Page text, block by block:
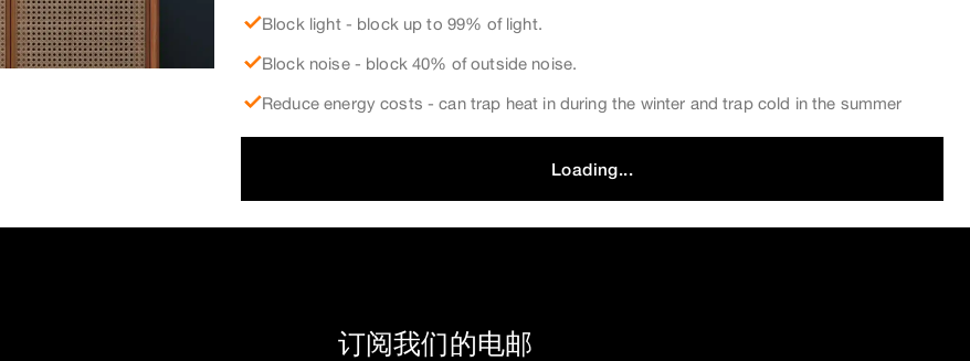
Block light - block up to 99% of light.
Block noise - block 40% of outside noise.
Reduce energy costs - can trap heat in during the winter and trap cold in the summer
Loading...
订阅我们的电邮